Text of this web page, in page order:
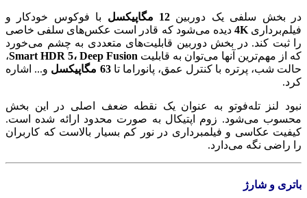
در بخش سلفی یک دوربین 12 مگاپیکسل
با فوکوس خودکار و
فیلم‌برداری4K دیده می‌شود که قادر است عکس‌های سلفی خاصی
را ثبت کند. در بخش دوربین قابلیت‌های متعددی به چشم می‌خورد
که از مهم‌ترین آنها می‌توان به قابلیت Smart HDR 5، Deep Fusion،
حالت شب، پرتره با کنترل عمق، پانوراما تا63 مگاپیکسل
و... اشاره
کرد.
نبود لنز تله‌فوتو به عنوان یک نقطه ضعف اصلی در این بخش
محسوب می‌شود. زوم اپتیکال به صورت محدود ارائه شده است.
کیفیت عکاسی و فیلمبرداری در نور کم بسیار بالاست که کاربران
را راضی نگه می‌دارد.
باتری و شارژ